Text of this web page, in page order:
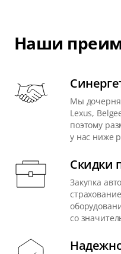
Наши
Мы
Lexus,
поэтому
у нас ниже
Скидки
Закупка
со